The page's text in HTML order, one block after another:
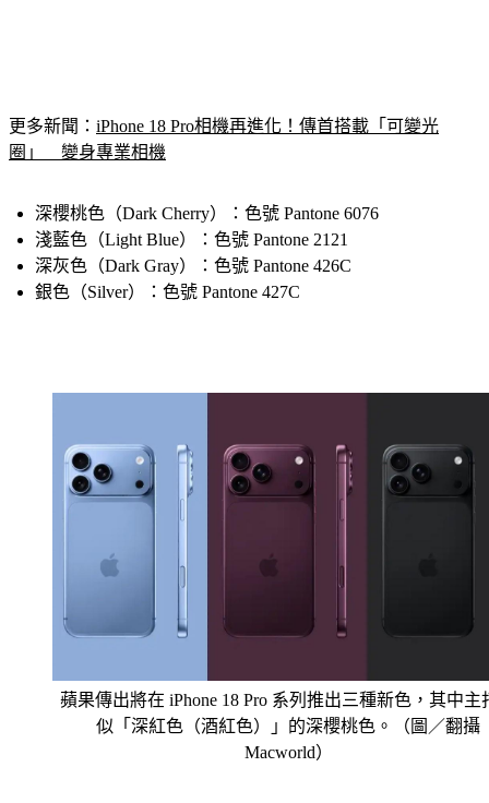
圈」　變身專業相機
淺藍色（Light Blue）：色號 Pantone 2121
深灰色（Dark Gray）：色號 Pantone 426C
銀色（Silver）：色號 Pantone 427C
似「深紅色（酒紅色）」的深櫻桃色。（圖／翻攝
Macworld）